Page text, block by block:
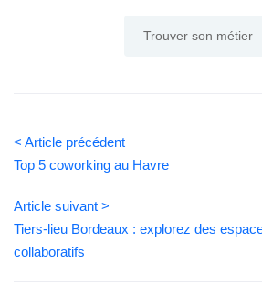
Trouver son métier
< Article précédent
Top 5 coworking au Havre
Article suivant >
Tiers-lieu Bordeaux : explorez des
collaboratifs